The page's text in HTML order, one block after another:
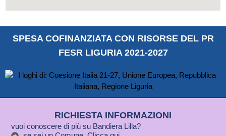
SPESA COFINANZIATA CON RISORSE DEL PR
FESR LIGURIA 2021-2027
RICHIESTA INFORMAZIONI
vuoi conoscere di più su Bandiera Lilla?